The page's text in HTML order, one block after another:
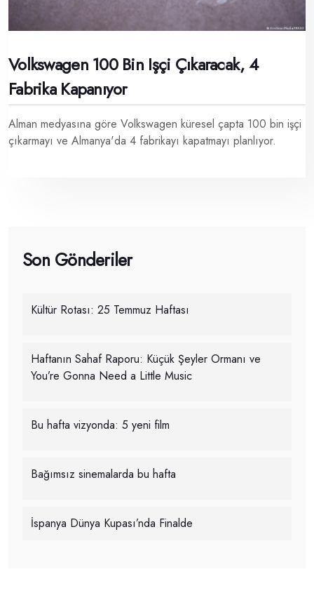
Volkswagen 100 Bin Işçi Çıkaracak, 4
Fabrika Kapanıyor
Alman medyasına göre Volkswagen küresel çapta 100 bin işçi
çıkarmayı ve Almanya'da 4 fabrikayı kapatmayı planlıyor.
Son Gönderiler
Kültür Rotası: 25 Temmuz Haftası
Haftanın Sahaf Raporu: Küçük Şeyler Ormanı ve
You’re Gonna Need a Little Music
Bu hafta vizyonda: 5 yeni film
Bağımsız sinemalarda bu hafta
İspanya Dünya Kupası’nda Finalde